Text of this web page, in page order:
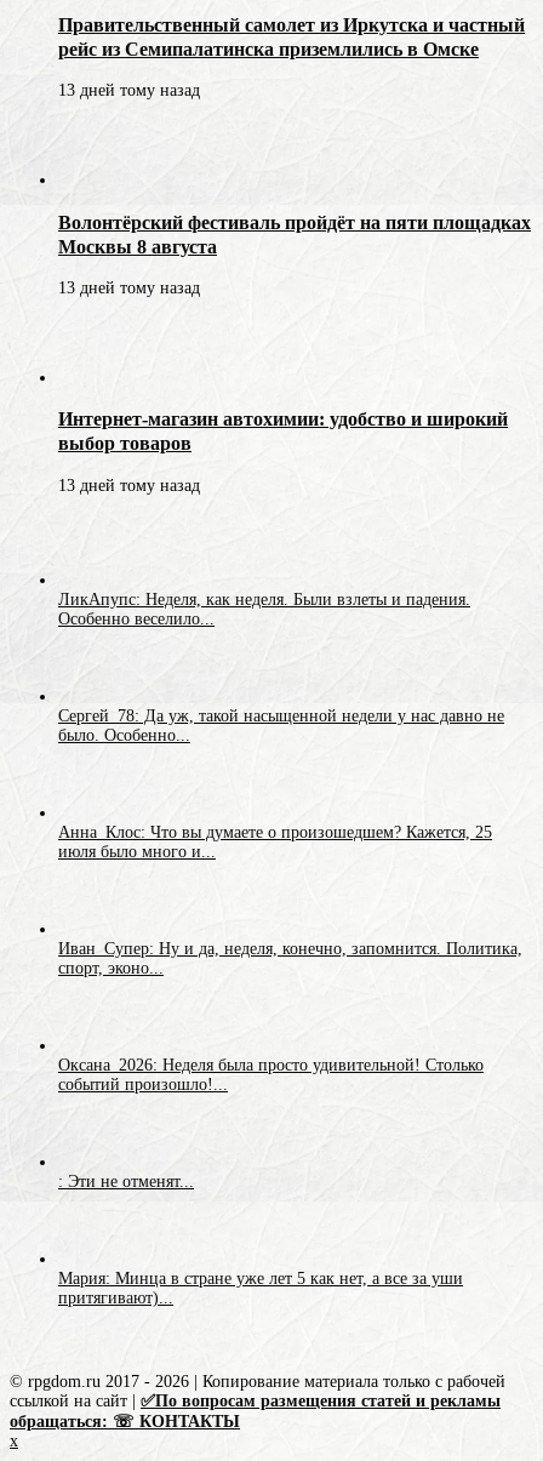
Правительственный самолет из Иркутска и частный
рейс из Семипалатинска приземлились в Омске
13 дней тому назад
Волонтёрский фестиваль пройдёт на пяти площадках
Москвы 8 августа
13 дней тому назад
Интернет-магазин автохимии: удобство и широкий
выбор товаров
13 дней тому назад
ЛикАпупс: Неделя, как неделя. Были взлеты и падения.
Особенно веселило...
Сергей_78: Да уж, такой насыщенной недели у нас давно не
было. Особенно...
Анна_Клос: Что вы думаете о произошедшем? Кажется, 25
июля было много и...
Иван_Супер: Ну и да, неделя, конечно, запомнится. Политика,
спорт, эконо...
Оксана_2026: Неделя была просто удивительной! Столько
событий произошло!...
: Эти не отменят...
Мария: Минца в стране уже лет 5 как нет, а все за уши
притягивают)...
© rpgdom.ru 2017 - 2026 | Копирование материала только с рабочей
ссылкой на сайт | ✅По вопросам размещения статей и рекламы
обращаться: ☏ КОНТАКТЫ
x